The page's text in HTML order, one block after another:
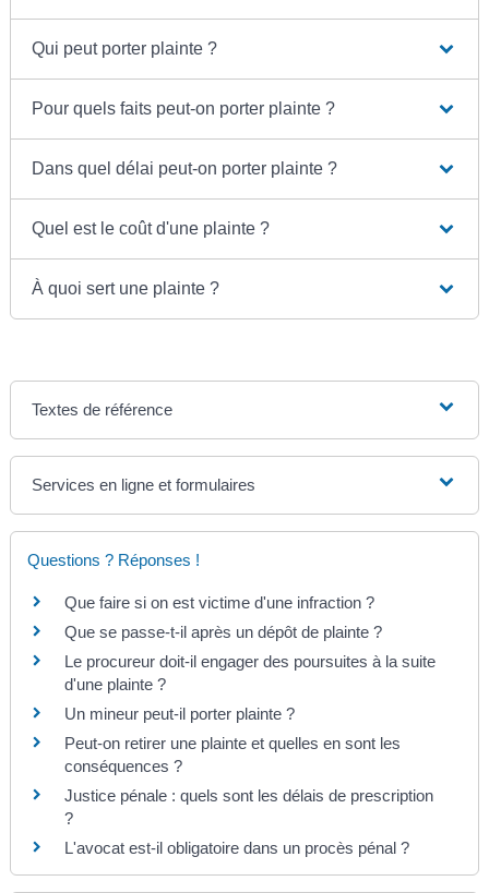
Qui peut porter plainte ?
Pour quels faits peut-on porter plainte ?
Dans quel délai peut-on porter plainte ?
Quel est le coût d'une plainte ?
À quoi sert une plainte ?
Textes de référence
Services en ligne et formulaires
Questions ? Réponses !
Que faire si on est victime d'une infraction ?
Que se passe-t-il après un dépôt de plainte ?
Le procureur doit-il engager des poursuites à la suite
d'une plainte ?
Un mineur peut-il porter plainte ?
Peut-on retirer une plainte et quelles en sont les
conséquences ?
Justice pénale : quels sont les délais de prescription
?
L'avocat est-il obligatoire dans un procès pénal ?